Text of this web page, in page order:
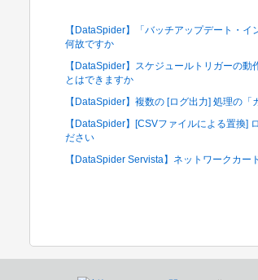
【DataSpider】「バッチアップデート・
何故ですか
【DataSpider】スケジュールトリガーの
とはできますか
【DataSpider】複数の [ログ出力] 処理の
【DataSpider】[CSVファイルによる置換]
ださい
【DataSpider Servista】ネットワークカ